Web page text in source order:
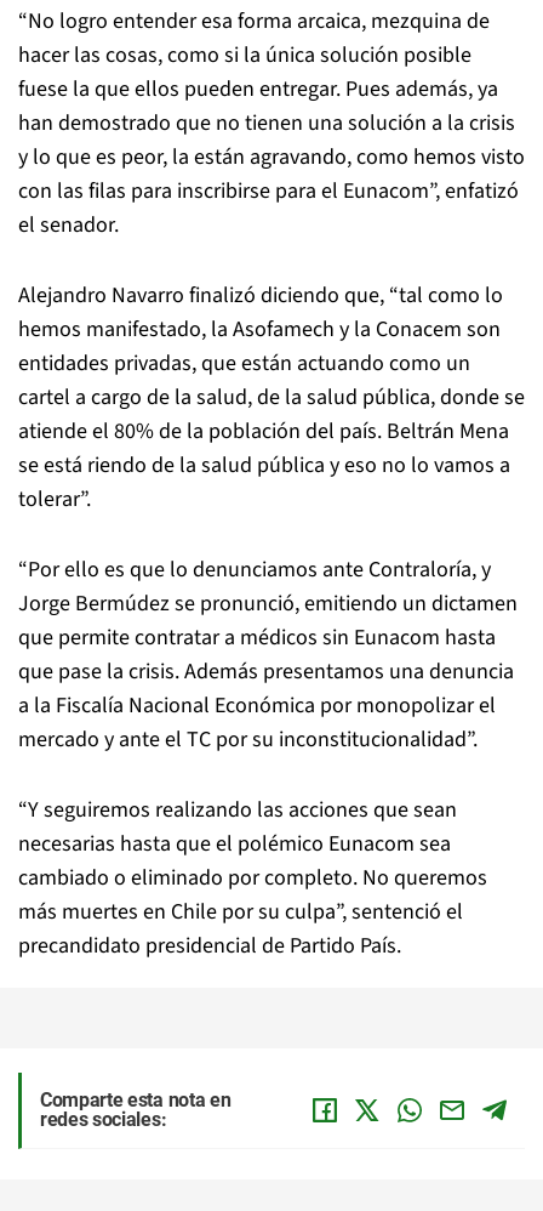
“No logro entender esa forma arcaica, mezquina de
hacer las cosas, como si la única solución posible
fuese la que ellos pueden entregar. Pues además, ya
han demostrado que no tienen una solución a la crisis
y lo que es peor, la están agravando, como hemos visto
con las filas para inscribirse para el Eunacom”, enfatizó
el senador.
Alejandro Navarro finalizó diciendo que, “tal como lo
hemos manifestado, la Asofamech y la Conacem son
entidades privadas, que están actuando como un
cartel a cargo de la salud, de la salud pública, donde se
atiende el 80% de la población del país. Beltrán Mena
se está riendo de la salud pública y eso no lo vamos a
tolerar”.
“Por ello es que lo denunciamos ante Contraloría, y
Jorge Bermúdez se pronunció, emitiendo un dictamen
que permite contratar a médicos sin Eunacom hasta
que pase la crisis. Además presentamos una denuncia
a la Fiscalía Nacional Económica por monopolizar el
mercado y ante el TC por su inconstitucionalidad”.
“Y seguiremos realizando las acciones que sean
necesarias hasta que el polémico Eunacom sea
cambiado o eliminado por completo. No queremos
más muertes en Chile por su culpa”, sentenció el
precandidato presidencial de Partido País.
Comparte esta nota en
redes sociales: